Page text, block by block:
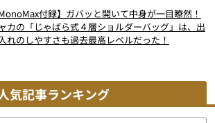
MonoMax付録】ガバッと開いて中身が一目瞭然！
カの「じゃばら式４層ショルダーバッグ」は、出
れのしやすさも過去最高レベルだった！
気記事ランキング